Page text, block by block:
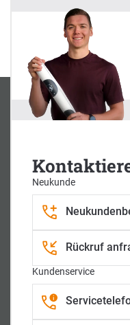
Neukunde
Rückruf
Kundenservice
(Olympia
Zentrale Postanschrift
BKK VerbundPlus
Zeppelinring 13
88400 Biberach
m
z
u
m
z
u
m